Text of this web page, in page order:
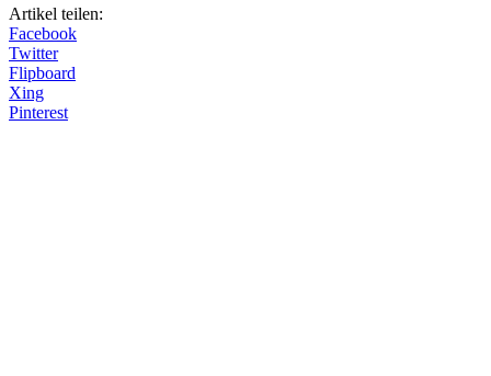
Artikel teilen:
Facebook
Twitter
Flipboard
Xing
Pinterest